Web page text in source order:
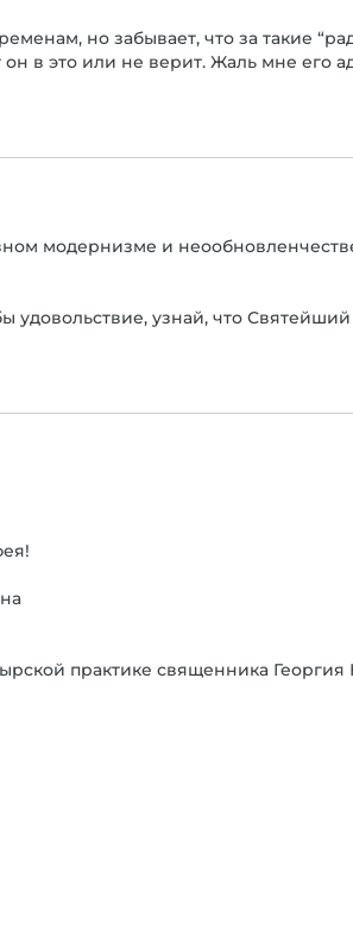
но забывает, что за такие
в это или не верит. Жаль мне его
модернизме и
удовольствие, узнай, что
практике священника Георгия